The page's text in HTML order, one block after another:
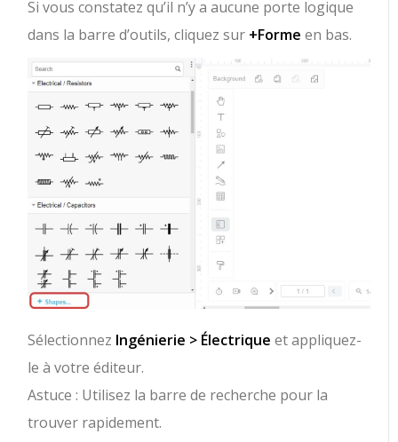
Si vous constatez qu’il n’y a aucune porte logique
dans la barre d’outils, cliquez sur +Forme en bas.
Sélectionnez Ingénierie > Électrique et appliquez-
le à votre éditeur.
Astuce : Utilisez la barre de recherche pour la
trouver rapidement.